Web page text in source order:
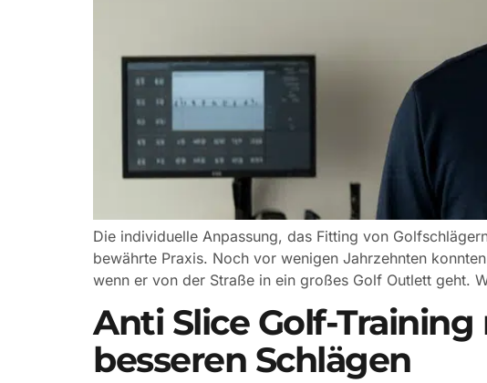
Die individuelle Anpassung, das Fitting von
bewährte Praxis. Noch vor wenigen Jahrzehnten
wenn er von der Straße in ein großes Golf Outlett geht.
Anti Slice Golf-
besseren Schlägen